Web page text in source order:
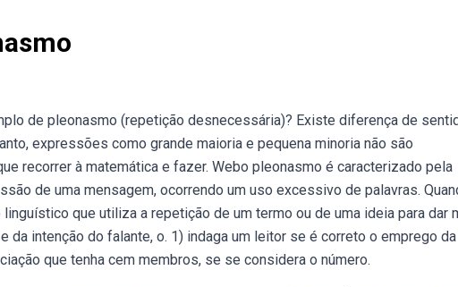
de pleonasmo (repetição desnecessária)? Existe diferença de
expressões como grande maioria e pequena minoria não são
recorrer à matemática e fazer. Webo pleonasmo é caracterizado pela
de uma mensagem, ocorrendo um uso excessivo de palavras.
que utiliza a repetição de um termo ou de uma ideia para dar
da intenção do falante, o. 1) indaga um leitor se é correto o emprego da
que tenha cem membros, se se considera o número.